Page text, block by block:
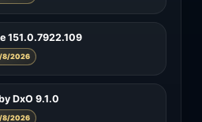
151.0.7922.109
8/2026
DxO 9.1.0
8/2026